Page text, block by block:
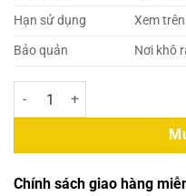
Hạn sử dụng
Xem
Bảo quản
Nơi khô
SUN UP - Syrup Vải 850ml (6
Chính sách giao hàng